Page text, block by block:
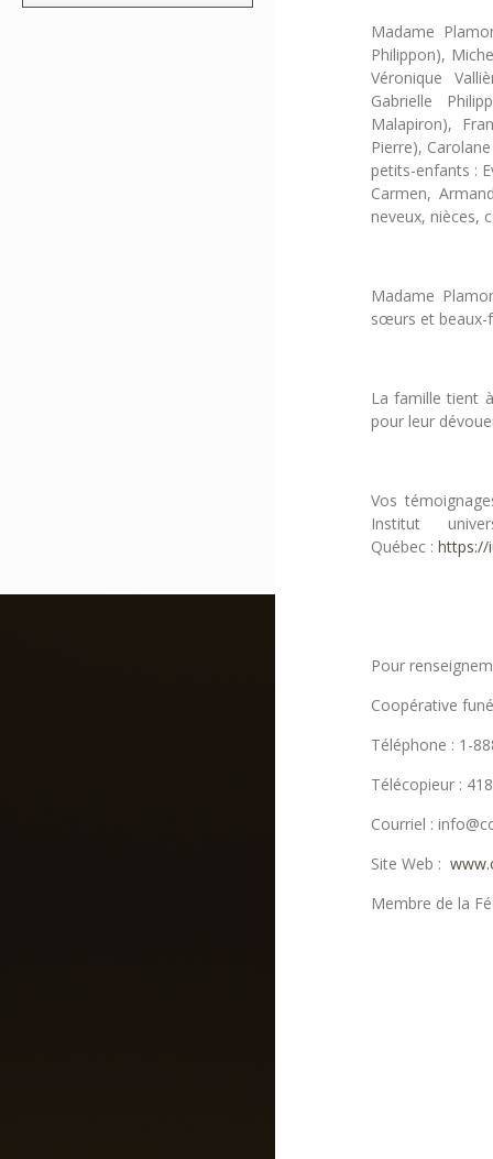
Madame
Philippon),
Véronique
Gabrielle
Malapiron),
Pierre),
petits-enfants :
Carmen,
neveux, nièces,
Madame
sœurs et beaux-
La famille tient
pour leur
Vos
Institut
Québec : https://
Pour
Coopérative
Téléphone : 1-
Télécopieur :
Courriel :
Site Web :
Membre de la